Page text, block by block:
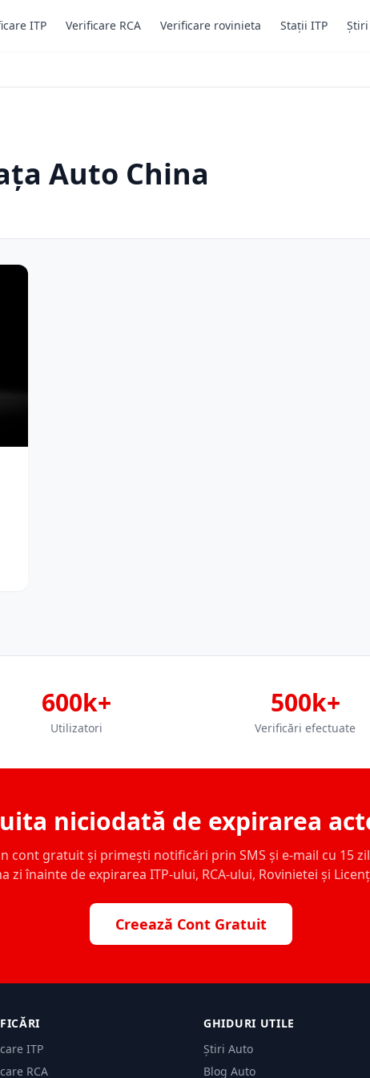
ITP Verificare RCA Verificare rovinieta Stații ITP
Auto China
600k+
Utilizatori
500k+
Verificări efectuate
niciodată de expirarea
cont gratuit și primești notificări prin SMS și e-mail cu 15
zi înainte de expirarea ITP-ului, RCA-ului, Rovinietei și
Creează Cont Gratuit
ITP
RCA
GHIDURI UTILE
Știri Auto
Blog Auto